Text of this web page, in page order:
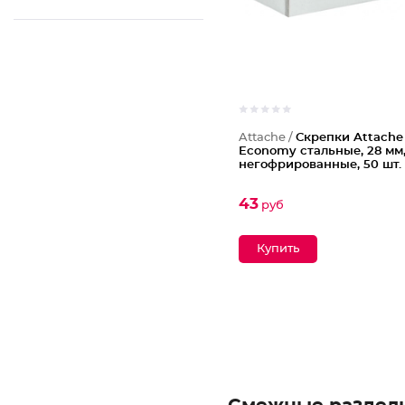
Attache / Скрепки Attache
Economy стальные, 28 мм,
негофрированные, 50 шт.
43руб